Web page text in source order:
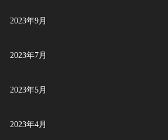
2023年9月
2023年7月
2023年5月
2023年4月